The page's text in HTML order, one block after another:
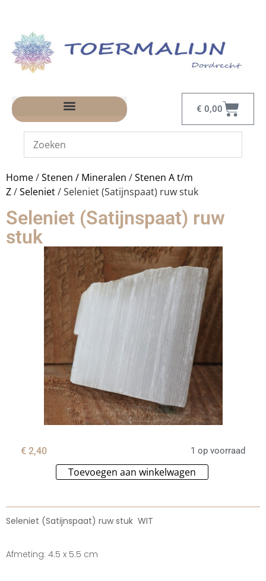
€ 0,00
Home/Stenen / Mineralen /Stenen A t/m
Z/Seleniet/ Seleniet (Satijnspaat) ruw stuk
Seleniet (Satijnspaat) ruw
stuk
€ 2,40 1 op voorraad
Toevoegen aan winkelwagen
Seleniet (Satijnspaat) ruw stuk WIT
Afmeting: 4.5 x 5.5 cm